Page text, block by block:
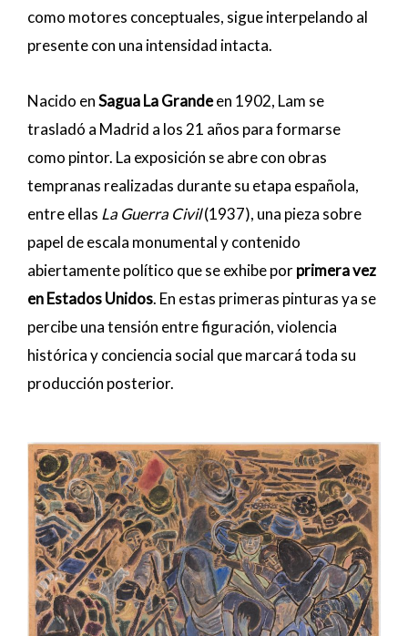
como motores conceptuales, sigue interpelando al
presente con una intensidad intacta.
Nacido enSagua La Grandeen 1902, Lam se
trasladó a Madrid a los 21 años para formarse
como pintor. La exposición se abre con obras
tempranas realizadas durante su etapa española,
entre ellas La Guerra Civil(1937), una pieza sobre
papel de escala monumental y contenido
abiertamente político que se exhibe porprimera vez
en Estados Unidos. En estas primeras pinturas ya se
percibe una tensión entre figuración, violencia
histórica y conciencia social que marcará toda su
producción posterior.